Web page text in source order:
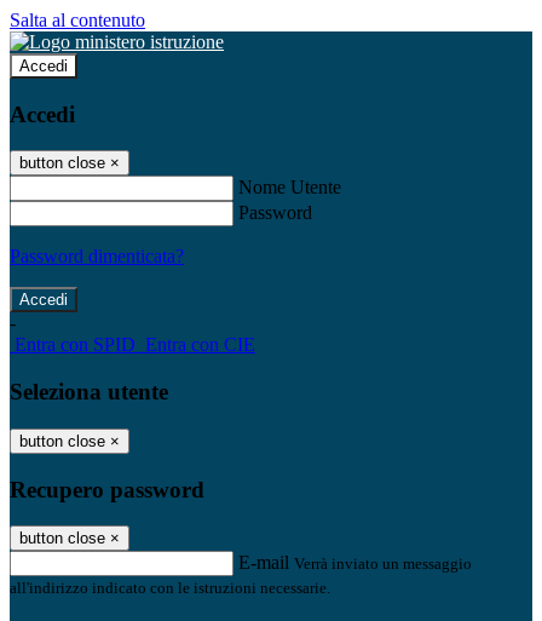
Salta al contenuto
Accedi
Accedi
button close ×
Nome Utente
Password
Password dimenticata?
-
Entra con SPID Entra con CIE
Seleziona utente
button close ×
Recupero password
button close ×
E-mail Verrà inviato un messaggio
all'indirizzo indicato con le istruzioni necessarie.